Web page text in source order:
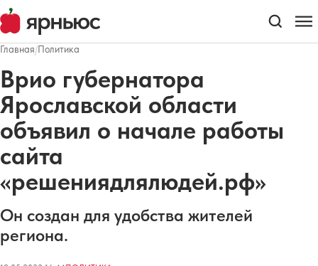
Главная/Политика
Врио губернатора
Ярославской области
объявил о начале работы
сайта
«решениядлялюдей.рф»
Он создан для удобства жителей
региона.